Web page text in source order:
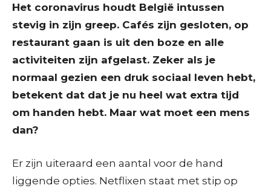
Het coronavirus houdt België intussen
stevig in zijn greep. Cafés zijn gesloten, op
restaurant gaan is uit den boze en alle
activiteiten zijn afgelast. Zeker als je
normaal gezien een druk sociaal leven hebt,
betekent dat dat je nu heel wat extra tijd
om handen hebt. Maar wat moet een mens
dan?
Er zijn uiteraard een aantal voor de hand
liggende opties. Netflixen staat met stip op